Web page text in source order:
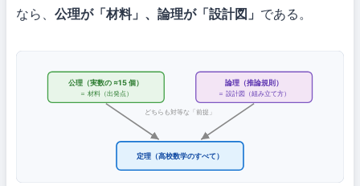
なら、 公理が「材料」、論理が「設計図」 である。
公理（実数の ≈15 個）
＝ 材料（出発点）
論理（推論規則）
＝ 設計図（組み立て方）
どちらも対等な「前提」
定理（高校数学のすべて）